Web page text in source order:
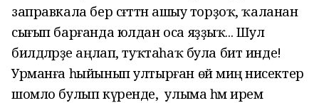
заправкала бер сәғәттән ашыу торҙоҡ, ҡаланан
сығып барғанда юлдан оса яҙҙыҡ... Шул
билдәләрҙе аңлап, туҡтаһаҡ була бит инде!
Урманға һыйынып ултырған өй миңә нисектер
шомло булып күренде, ә улыма һәм иремә